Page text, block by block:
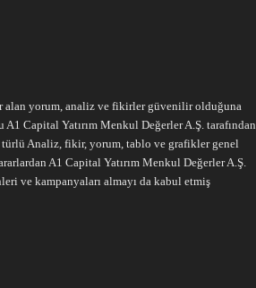
alan yorum, analiz ve fikirler güvenilir olduğuna
Capital Yatırım Menkul Değerler A.Ş. tarafından
Analiz, fikir, yorum, tablo ve grafikler genel
A1 Capital Yatırım Menkul Değerler A.Ş.
ve kampanyaları almayı da kabul etmiş